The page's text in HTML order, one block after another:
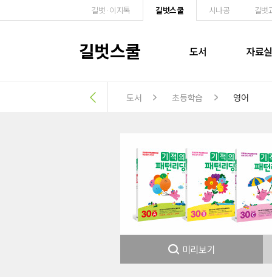
길벗·이지톡 길벗스쿨 시나공 길벗
길벗스쿨 도서 자료실
도서 초등학습 영어
미리보기